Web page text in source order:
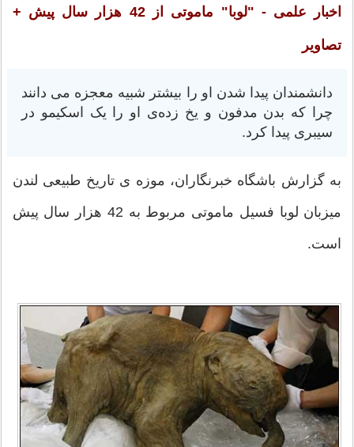
اخبار علمی - "لوبا" ماموتی از 42 هزار سال پیش +
تصاویر
دانشمندان پیدا شدن او را بیشتر شبیه معجزه می دانند
چرا که بدن مدفون و یخ زده‌ی او را یک اسکیمو در
سیبری پیدا کرد.
به گزارش باشگاه خبرنگاران، موزه ی تاریخ طبیعی لندن
میزبان لوبا فسیل ماموتی مربوط به 42 هزار سال پیش
است.